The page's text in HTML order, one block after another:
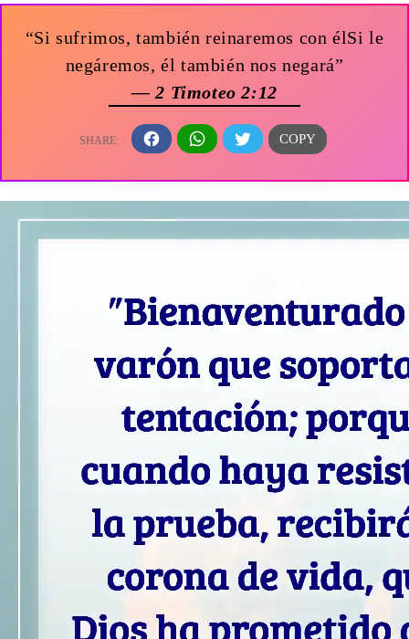
“Si sufrimos, también reinaremos con élSi le
negáremos, él también nos negará”
— 2 Timoteo 2:12